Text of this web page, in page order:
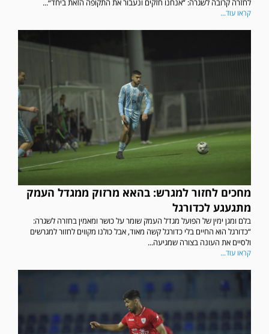
לחזרה קרובה לשגרה: “אנחנו חזקים ונעבור את התקופה הזאת ביחד״...
קראו עוד...
מחכים לחזור למגרש: בהאא מרזוק ממגדל העמק
מתגעגע לכדורגל
בלם ומגן ימין של הפועל מגדל העמק שומר על כושר ומאמין בחזרה לשגרה:
“כדורגל הוא החיים בלי כדורגל קשה מאוד, אבל כולנו מקווים לחזור למגרשים
ולסיים את העונה בצורה שמגיעה...
קראו עוד...